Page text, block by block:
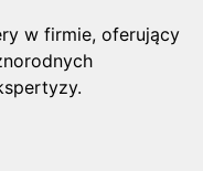
w firmie, oferujący